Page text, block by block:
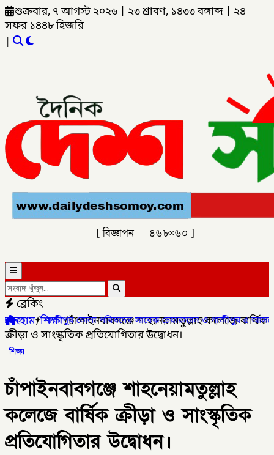
শুক্রবার, ৭ আগস্ট ২০২৬ ২৩ শ্রাবণ, ১৪৩৩ বঙ্গাব্দ
২৪
সফর ১৪৪৮ হিজরি
|
[ বিজ্ঞাপন — ৪৬৮×৬০ ]
ব্রেকিং
জেলা পরিষদের সাবেক চেয়ারম্যান ও গাজীপুর ৫ আসনের সাবেক
হোম/শিক্ষা/চাঁপাইনবাবগঞ্জে শাহনেয়ামতুল্লাহ কলেজে বার্ষিক
ক্রীড়া ও সাংস্কৃতিক প্রতিযোগিতার উদ্বোধন।
শিক্ষা
চাঁপাইনবাবগঞ্জে শাহনেয়ামতুল্লাহ
কলেজে বার্ষিক ক্রীড়া ও সাংস্কৃতিক
প্রতিযোগিতার উদ্বোধন।